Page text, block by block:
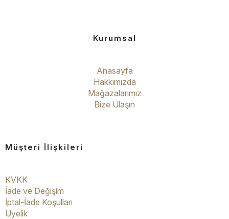
Kurumsal
Anasayfa
Hakkımızda
Mağazalarımız
Bize Ulaşın
Müşteri İlişkileri
KVKK
İade ve Değişim
İptal-İade Koşulları
Üyelik